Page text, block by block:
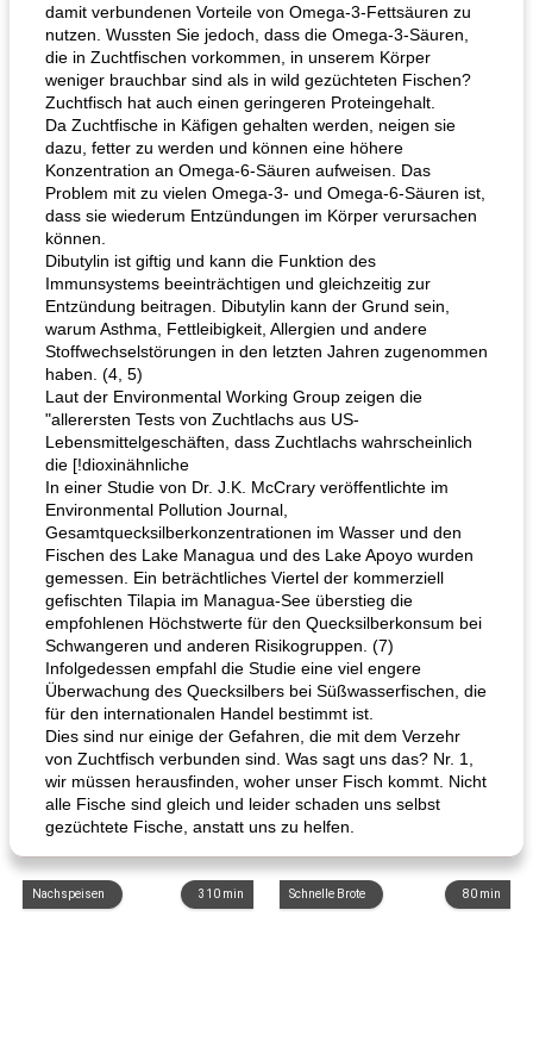
damit verbundenen Vorteile von Omega-3-Fettsäuren zu
nutzen. Wussten Sie jedoch, dass die Omega-3-Säuren,
die in Zuchtfischen vorkommen, in unserem Körper
weniger brauchbar sind als in wild gezüchteten Fischen?
Zuchtfisch hat auch einen geringeren Proteingehalt.
Da Zuchtfische in Käfigen gehalten werden, neigen sie
dazu, fetter zu werden und können eine höhere
Konzentration an Omega-6-Säuren aufweisen. Das
Problem mit zu vielen Omega-3- und Omega-6-Säuren ist,
dass sie wiederum Entzündungen im Körper verursachen
können.
Dibutylin ist giftig und kann die Funktion des
Immunsystems beeinträchtigen und gleichzeitig zur
Entzündung beitragen. Dibutylin kann der Grund sein,
warum Asthma, Fettleibigkeit, Allergien und andere
Stoffwechselstörungen in den letzten Jahren zugenommen
haben. (4, 5)
Laut der Environmental Working Group zeigen die
"allerersten Tests von Zuchtlachs aus US-
Lebensmittelgeschäften, dass Zuchtlachs wahrscheinlich
die [!dioxinähnliche
In einer Studie von Dr. J.K. McCrary veröffentlichte im
Environmental Pollution Journal,
Gesamtquecksilberkonzentrationen im Wasser und den
Fischen des Lake Managua und des Lake Apoyo wurden
gemessen. Ein beträchtliches Viertel der kommerziell
gefischten Tilapia im Managua-See überstieg die
empfohlenen Höchstwerte für den Quecksilberkonsum bei
Schwangeren und anderen Risikogruppen. (7)
Infolgedessen empfahl die Studie eine viel engere
Überwachung des Quecksilbers bei Süßwasserfischen, die
für den internationalen Handel bestimmt ist.
Dies sind nur einige der Gefahren, die mit dem Verzehr
von Zuchtfisch verbunden sind. Was sagt uns das? Nr. 1,
wir müssen herausfinden, woher unser Fisch kommt. Nicht
alle Fische sind gleich und leider schaden uns selbst
gezüchtete Fische, anstatt uns zu helfen.
310 min
Nachspeisen 80 min
Schnelle Brote